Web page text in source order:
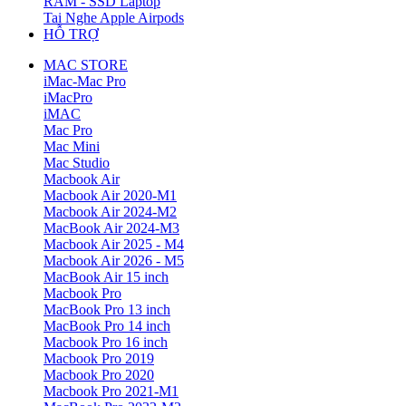
Tai Nghe Apple Airpods
HỖ TRỢ
MAC STORE
iMac-Mac Pro
iMacPro
iMAC
Mac Pro
Mac Mini
Mac Studio
Macbook Air
Macbook Air 2020-M1
Macbook Air 2024-M2
MacBook Air 2024-M3
Macbook Air 2025 - M4
Macbook Air 2026 - M5
MacBook Air 15 inch
Macbook Pro
MacBook Pro 13 inch
MacBook Pro 14 inch
Macbook Pro 16 inch
Macbook Pro 2019
Macbook Pro 2020
Macbook Pro 2021-M1